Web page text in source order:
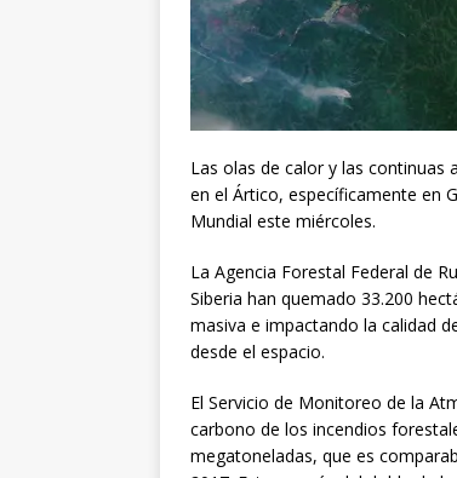
Las olas de calor y las continuas
en el Ártico, específicamente en
Mundial este miércoles.
La Agencia Forestal Federal de
Siberia han quemado 33.200
masiva e impactando la calidad
desde el espacio.
El Servicio de Monitoreo de la
carbono de los incendios
megatoneladas, que es